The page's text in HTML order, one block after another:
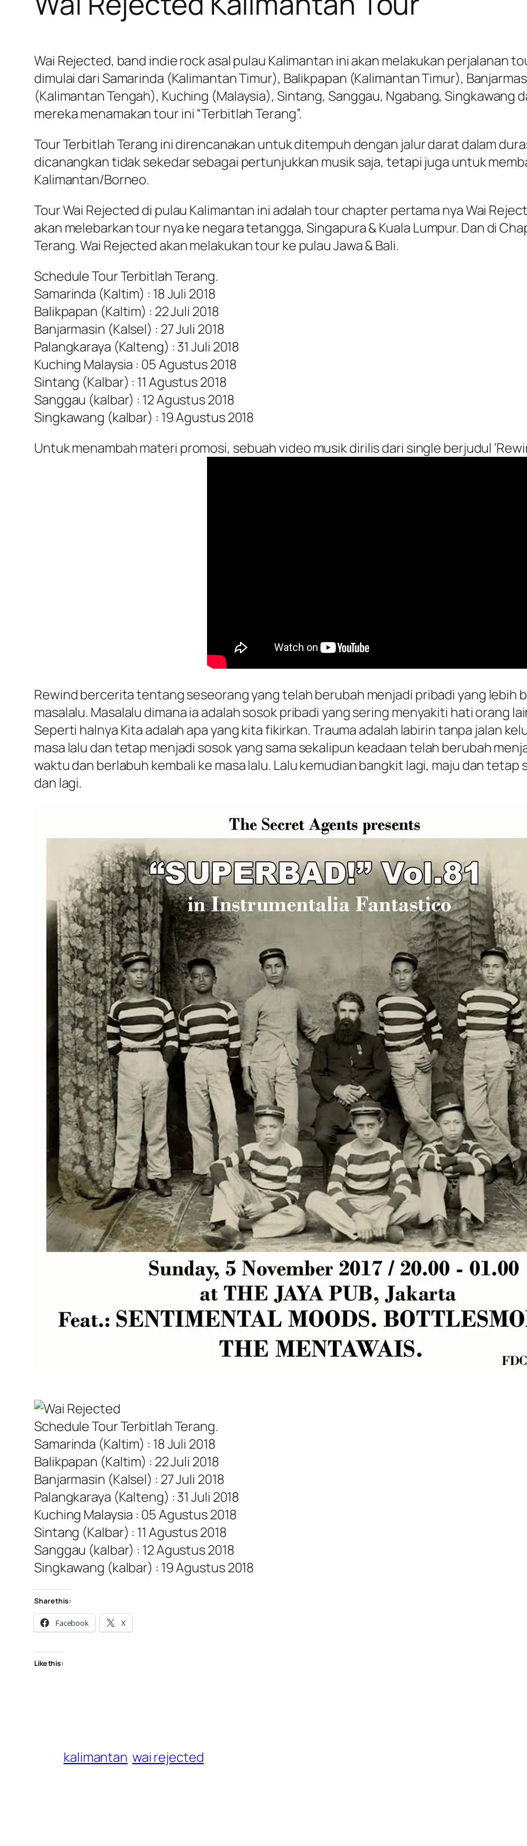
Wai Rejected, band indie rock asal pulau Kalimantan ini akan melakukan perjalanan
dimulai dari Samarinda (Kalimantan Timur), Balikpapan (Kalimantan Timur),
(Kalimantan Tengah), Kuching (Malaysia), Sintang, Sanggau, Ngabang, Singkawang
mereka menamakan tour ini “Terbitlah Terang”.
Tour Terbitlah Terang ini direncanakan untuk ditempuh dengan jalur darat dalam
dicanangkan tidak sekedar sebagai pertunjukkan musik saja, tetapi juga untuk
Kalimantan/Borneo.
Tour Wai Rejected di pulau Kalimantan ini adalah tour chapter pertama nya Wai
akan melebarkan tour nya ke negara tetangga, Singapura & Kuala Lumpur. Dan di
Terang. Wai Rejected akan melakukan tour ke pulau Jawa & Bali.
Schedule Tour Terbitlah Terang.
Samarinda (Kaltim) : 18 Juli 2018
Balikpapan (Kaltim) : 22 Juli 2018
Banjarmasin (Kalsel) : 27 Juli 2018
Palangkaraya (Kalteng) : 31 Juli 2018
Kuching Malaysia : 05 Agustus 2018
Sintang (Kalbar) : 11 Agustus 2018
Sanggau (kalbar) : 12 Agustus 2018
Singkawang (kalbar) : 19 Agustus 2018
Untuk menambah materi promosi, sebuah video musik dirilis dari single berjudul
Rewind bercerita tentang seseorang yang telah berubah menjadi pribadi yang lebih
masalalu. Masalalu dimana ia adalah sosok pribadi yang sering menyakiti hati orang
Seperti halnya Kita adalah apa yang kita fikirkan. Trauma adalah labirin tanpa jalan
masa lalu dan tetap menjadi sosok yang sama sekalipun keadaan telah berubah
waktu dan berlabuh kembali ke masa lalu. Lalu kemudian bangkit lagi, maju dan tetap
dan lagi.
Schedule Tour Terbitlah Terang.
Samarinda (Kaltim) : 18 Juli 2018
Balikpapan (Kaltim) : 22 Juli 2018
Banjarmasin (Kalsel) : 27 Juli 2018
Palangkaraya (Kalteng) : 31 Juli 2018
Kuching Malaysia : 05 Agustus 2018
Sintang (Kalbar) : 11 Agustus 2018
Sanggau (kalbar) : 12 Agustus 2018
Singkawang (kalbar) : 19 Agustus 2018
Share this:
Facebook X
Like this:
kalimantan wai rejected